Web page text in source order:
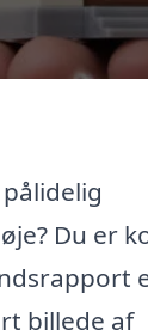
Du er
billede af